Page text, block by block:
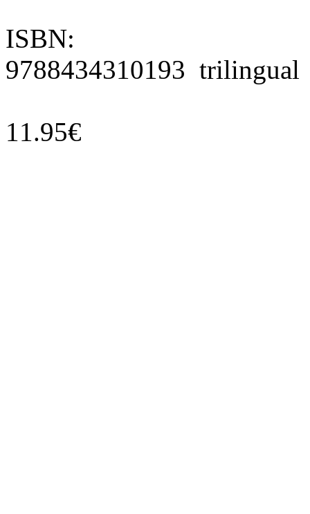
ISBN:
9788434310193 trilingual
11.95€